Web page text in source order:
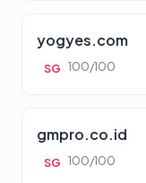
yogyes.com
SG 100/100
gmpro.co.id
SG 100/100